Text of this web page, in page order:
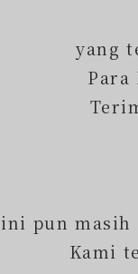
yang
Para
pun masih
Kami